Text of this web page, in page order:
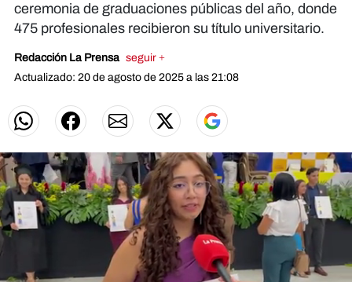
ceremonia de graduaciones públicas del año, donde
475 profesionales recibieron su título universitario.
Redacción La Prensa seguir +
Actualizado: 20 de agosto de 2025 a las 21:08